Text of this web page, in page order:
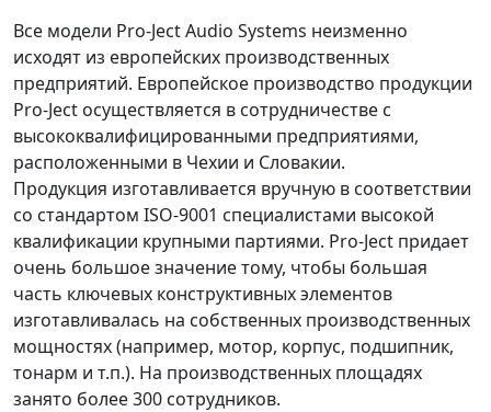
Все модели Pro-Ject Audio Systems неизменно
исходят из европейских производственных
предприятий. Европейское производство продукции
Pro-Ject осуществляется в сотрудничестве с
высококвалифицированными предприятиями,
расположенными в Чехии и Словакии.
Продукция изготавливается вручную в соответствии
со стандартом ISO-9001 специалистами высокой
квалификации крупными партиями. Pro-Ject придает
очень большое значение тому, чтобы большая
часть ключевых конструктивных элементов
изготавливалась на собственных производственных
мощностях (например, мотор, корпус, подшипник,
тонарм и т.п.). На производственных площадях
занято более 300 сотрудников.